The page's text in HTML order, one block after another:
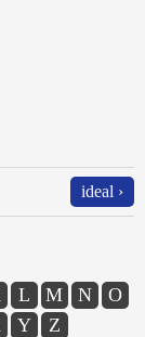
ideal ›
L M N
O
Y Z